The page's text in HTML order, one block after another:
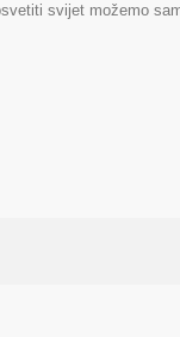
svijet možemo